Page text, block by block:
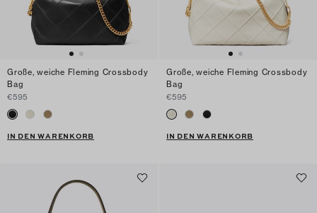
Große, weiche Fleming Crossbody
Bag
€595
IN DEN WARENKORB
Große, weiche Fleming Crossbody
Bag
€595
IN DEN WARENKORB